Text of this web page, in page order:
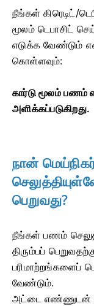
நீங்கள் கிரெடிட்/
மூலம் டெபாசிட்
எடுக்க வேண்டும்
கொள்ளவும்:
கார்டு மூலம் பணம்
அளிக்கப்படுகிறது.
நான்
பெறுவது?
நீங்கள் பணம்
திரும்பப்
பரிமாற்றங்களைப்
வேண்டும்.
அட்டை எண்ணுடன்